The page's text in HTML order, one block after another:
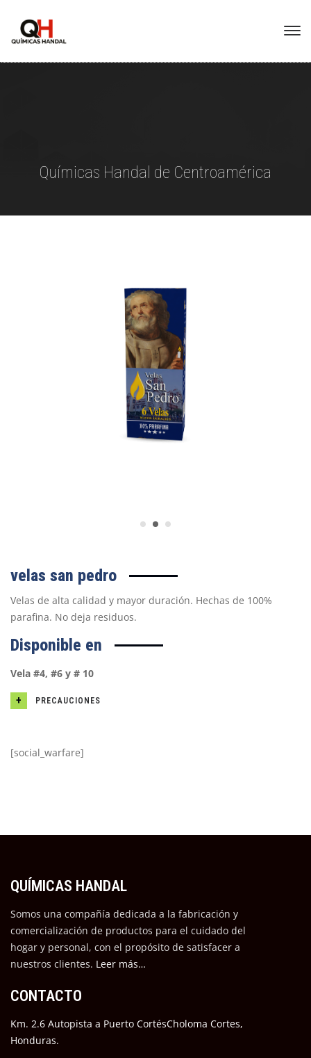
Químicas Handal de Centroamérica
velas san pedro
Velas de alta calidad y mayor duración. Hechas de 100%
parafina. No deja residuos.
Disponible en
Vela #4, #6 y # 10
PRECAUCIONES
[social_warfare]
QUÍMICAS HANDAL
Somos una compañía dedicada a la fabricación y
comercialización de productos para el cuidado del
hogar y personal, con el propósito de satisfacer a
nuestros clientes. Leer más…
CONTACTO
Km. 2.6 Autopista a Puerto CortésCholoma Cortes,
Honduras.